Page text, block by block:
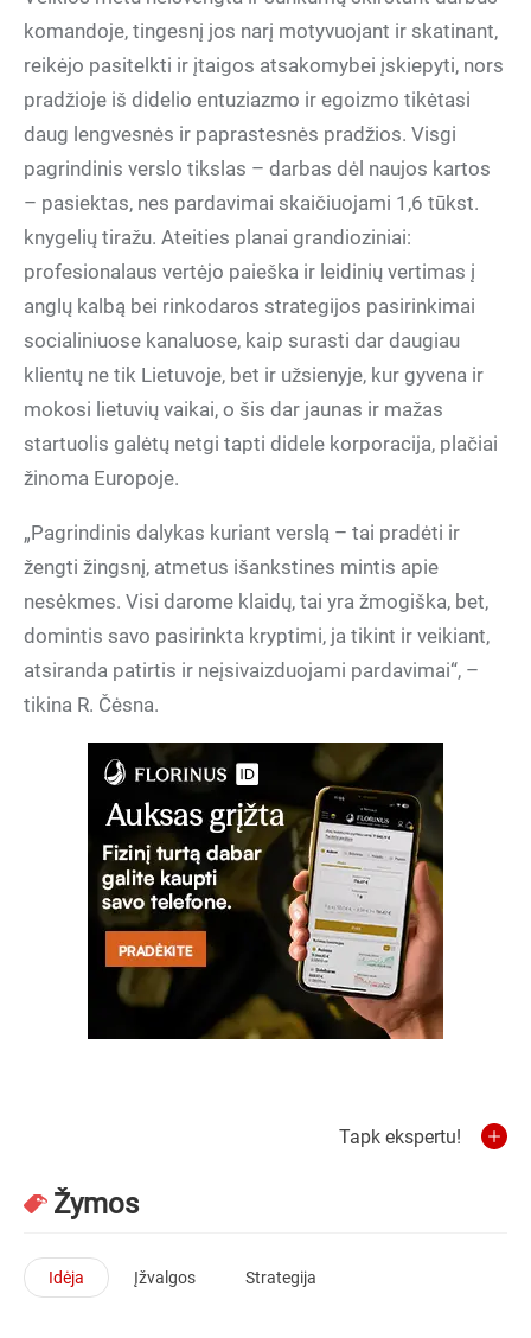
komandoje, tingesnį jos narį motyvuojant ir skatinant,
reikėjo pasitelkti ir įtaigos atsakomybei įskiepyti, nors
pradžioje iš didelio entuziazmo ir egoizmo tikėtasi
daug lengvesnės ir paprastesnės pradžios. Visgi
pagrindinis verslo tikslas – darbas dėl naujos kartos
– pasiektas, nes pardavimai skaičiuojami 1,6 tūkst.
knygelių tiražu. Ateities planai grandioziniai:
profesionalaus vertėjo paieška ir leidinių vertimas į
anglų kalbą bei rinkodaros strategijos pasirinkimai
socialiniuose kanaluose, kaip surasti dar daugiau
klientų ne tik Lietuvoje, bet ir užsienyje, kur gyvena ir
mokosi lietuvių vaikai, o šis dar jaunas ir mažas
startuolis galėtų netgi tapti didele korporacija, plačiai
žinoma Europoje.
„Pagrindinis dalykas kuriant verslą – tai pradėti ir
žengti žingsnį, atmetus išankstines mintis apie
nesėkmes. Visi darome klaidų, tai yra žmogiška, bet,
domintis savo pasirinkta kryptimi, ja tikint ir veikiant,
atsiranda patirtis ir neįsivaizduojami pardavimai“, –
tikina R. Čėsna.
Tapk ekspertu!
Žymos
Idėja Įžvalgos Strategija